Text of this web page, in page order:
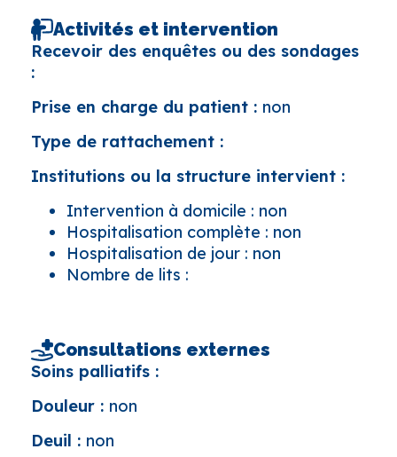
Activités et intervention
Recevoir des enquêtes ou des sondages
:
Prise en charge du patient : non
Type de rattachement :
Institutions ou la structure intervient :
Intervention à domicile : non
Hospitalisation complète : non
Hospitalisation de jour : non
Nombre de lits :
Consultations externes
Soins palliatifs :
Douleur : non
Deuil : non